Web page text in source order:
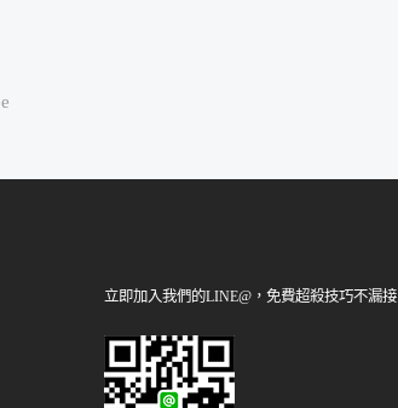
立即加入我們的LINE@，免費超殺技巧不漏接